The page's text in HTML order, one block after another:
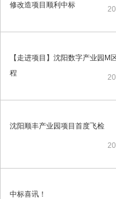
修改造项目顺利中标
【走进项目】沈阳数字产业园M
程
沈阳顺丰产业园项目首度飞检
中标喜讯！